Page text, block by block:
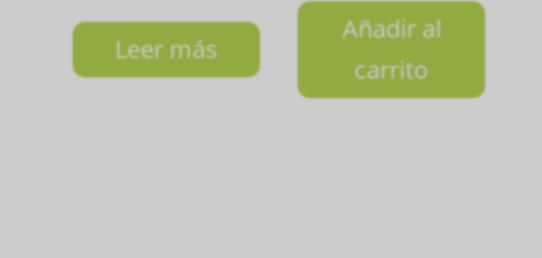
Leer más
Añadir al
carrito